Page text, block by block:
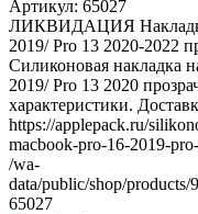
Артикул: 65027
ЛИКВИДАЦИЯ Накладка
2019/ Pro 13 2020-2022
Силиконовая накладка
2019/ Pro 13 2020
характеристики.
https://applepack.ru/
macbook-pro-16-2019-
/wa-
data/public/shop/
65027